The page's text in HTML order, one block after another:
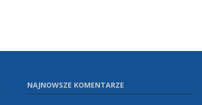
NAJNOWSZE KOMENTARZE